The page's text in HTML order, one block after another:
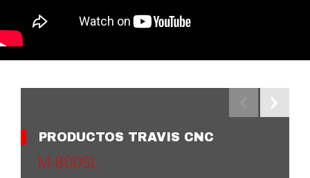
PRODUCTOS TRAVIS CNC
M-800SL